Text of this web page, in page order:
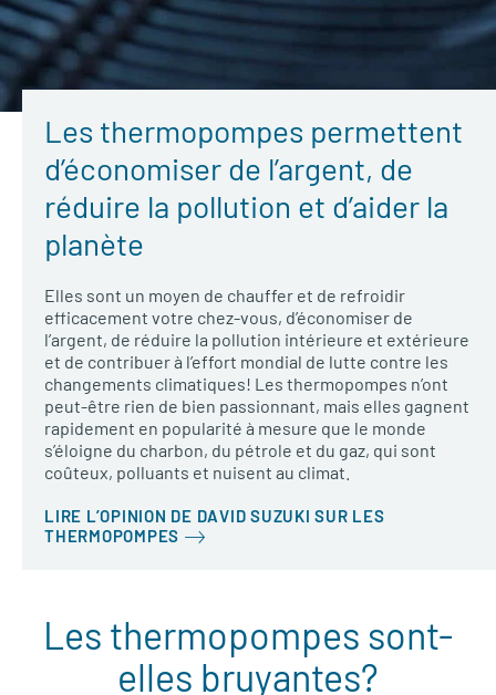
Les thermopompes permettent
d’économiser de l’argent, de
réduire la pollution et d’aider la
planète
Elles sont un moyen de chauffer et de refroidir
efficacement votre chez-vous, d’économiser de
l’argent, de réduire la pollution intérieure et extérieure
et de contribuer à l’effort mondial de lutte contre les
changements climatiques! Les thermopompes n’ont
peut-être rien de bien passionnant, mais elles gagnent
rapidement en popularité à mesure que le monde
s’éloigne du charbon, du pétrole et du gaz, qui sont
coûteux, polluants et nuisent au climat.
LIRE L’OPINION DE DAVID SUZUKI SUR LES
THERMOPOMPES
Les thermopompes sont-
elles bruyantes?